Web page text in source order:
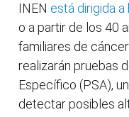
INEN está dirigida
o a partir de los 40
familiares de
realizarán pruebas
Específico (PSA),
detectar posibles